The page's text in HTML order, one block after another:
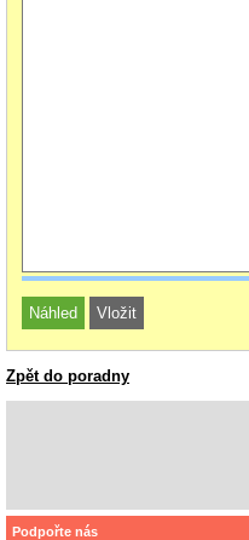
Zpět do poradny
Podpořte nás